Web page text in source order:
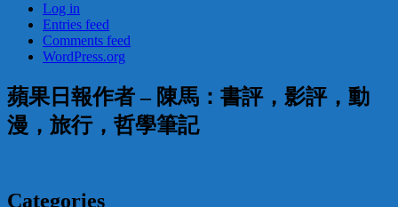
Log in
Entries feed
Comments feed
WordPress.org
蘋果日報作者 – 陳馬：書評，影評，動
漫，旅行，哲學筆記
Categories